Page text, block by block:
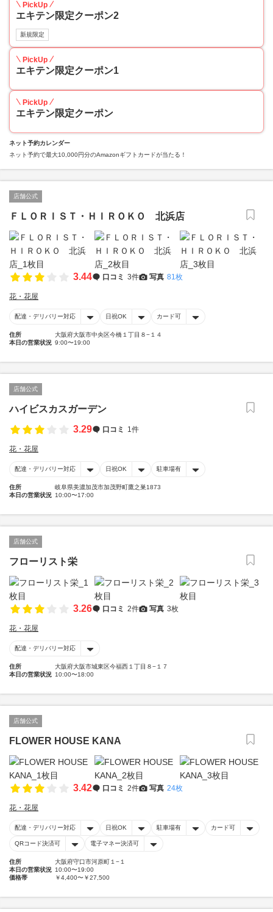
PickUp
エキテン限定クーポン2
新規限定
PickUp
エキテン限定クーポン1
PickUp
エキテン限定クーポン
ネット予約カレンダー
ネット予約で最大10,000円分のAmazonギフトカードが当たる！
店舗公式
ＦＬＯＲＩＳＴ・ＨＩＲＯＫＯ 北浜店
3.44 口コミ 3件 写真 81枚
花・花屋
配達・デリバリー対応 日祝OK カード可
住所
大阪府大阪市中央区今橋１丁目８−１４
本日の営業状況 9:00〜19:00
店舗公式
ハイビスカスガーデン
3.29
口コミ 1件
花・花屋
配達・デリバリー対応 日祝OK 駐車場有
住所
岐阜県美濃加茂市加茂野町鷹之巣1873
本日の営業状況 10:00〜17:00
店舗公式
フローリスト栄
3.26 口コミ 2件 写真 3枚
花・花屋
配達・デリバリー対応
住所
大阪府大阪市城東区今福西１丁目８−１７
本日の営業状況 10:00〜18:00
店舗公式
FLOWER HOUSE KANA
3.42 口コミ 2件 写真 24枚
花・花屋
配達・デリバリー対応 日祝OK 駐車場有 カード可
QRコード決済可 電子マネー決済可
住所
大阪府守口市河原町１−１
本日の営業状況 10:00〜19:00
価格帯
￥4,400〜￥27,500